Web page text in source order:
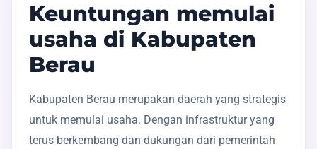
Keuntungan memulai
usaha di Kabupaten
Berau
Kabupaten Berau merupakan daerah yang strategis
untuk memulai usaha. Dengan infrastruktur yang
terus berkembang dan dukungan dari pemerintah